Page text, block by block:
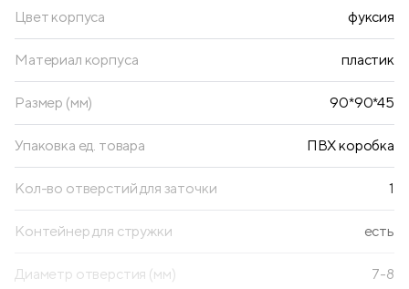
Цвет корпуса фуксия
Материал корпуса пластик
Размер (мм) 90*90*45
Упаковка ед. товара ПВХ коробка
Кол-во отверстий для заточки 1
Контейнер для стружки есть
Диаметр отверстия (мм) 7-8